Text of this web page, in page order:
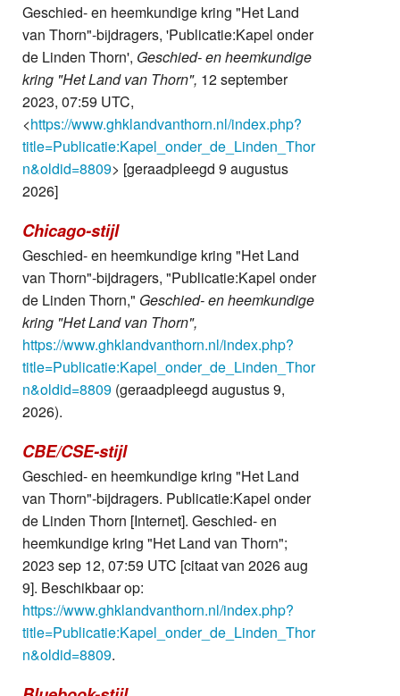
Geschied- en heemkundige kring "Het Land
van Thorn"-bijdragers, 'Publicatie:Kapel onder
de Linden Thorn', Geschied- en heemkundige
kring "Het Land van Thorn", 12 september
2023, 07:59 UTC,
<https://www.ghklandvanthorn.nl/index.php?
title=Publicatie:Kapel_onder_de_Linden_Thor
n&oldid=8809> [geraadpleegd 9 augustus
2026]
Chicago-stijl
Geschied- en heemkundige kring "Het Land
van Thorn"-bijdragers, "Publicatie:Kapel onder
de Linden Thorn," Geschied- en heemkundige
kring "Het Land van Thorn",
https://www.ghklandvanthorn.nl/index.php?
title=Publicatie:Kapel_onder_de_Linden_Thor
n&oldid=8809 (geraadpleegd augustus 9,
2026).
CBE/CSE-stijl
Geschied- en heemkundige kring "Het Land
van Thorn"-bijdragers. Publicatie:Kapel onder
de Linden Thorn [Internet]. Geschied- en
heemkundige kring "Het Land van Thorn";
2023 sep 12, 07:59 UTC [citaat van 2026 aug
9]. Beschikbaar op:
https://www.ghklandvanthorn.nl/index.php?
title=Publicatie:Kapel_onder_de_Linden_Thor
n&oldid=8809.